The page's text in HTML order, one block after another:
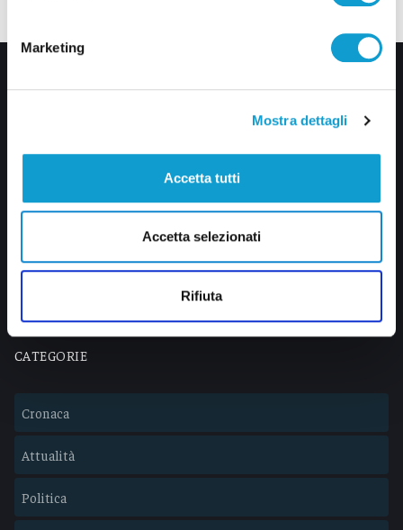
Marketing
Mostra dettagli
Accetta tutti
Accetta selezionati
Rifiuta
Lavora con noi
CATEGORIE
Cronaca
Attualità
Politica